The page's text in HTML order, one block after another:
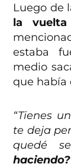
Luego de
la
estaba
medio
que había
“Tienes
te deja
quedé